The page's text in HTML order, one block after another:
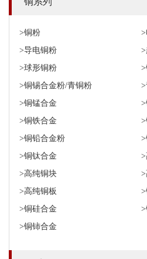
>铜粉
>导电铜粉
>球形铜粉
>铜锡合金粉/青铜粉
>铜锰合金
>铜铁合金
>铜铅合金粉
>铜钛合金
>高纯铜块
>高纯铜板
>铜硅合金
>铜铈合金